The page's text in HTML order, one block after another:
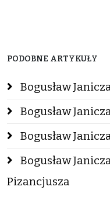
PODOBNE ARTYKUŁY
Bogusław
Bogusław
Bogusław
Bogusław
Pizancjusza